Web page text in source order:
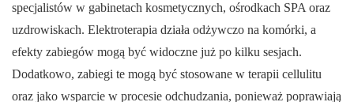
specjalistów w gabinetach kosmetycznych, ośrodkach SPA oraz
uzdrowiskach. Elektroterapia działa odżywczo na komórki, a
efekty zabiegów mogą być widoczne już po kilku sesjach.
Dodatkowo, zabiegi te mogą być stosowane w terapii cellulitu
oraz jako wsparcie w procesie odchudzania, ponieważ poprawiają